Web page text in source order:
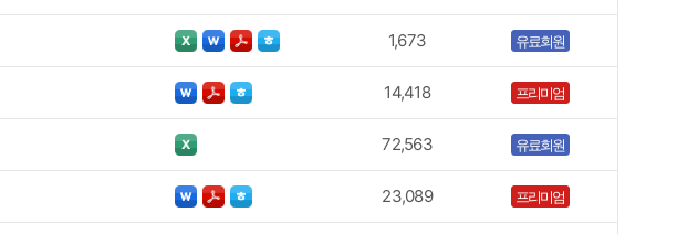
1,673 유료회원
14,418 프리미엄
72,563 유료회원
23,089 프리미엄